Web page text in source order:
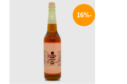
-16%
هناك
العديد
من